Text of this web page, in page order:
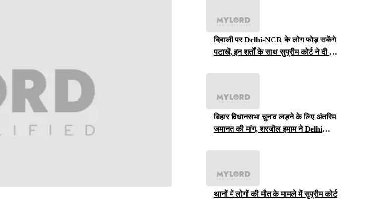
दिवाली पर Delhi-NCR के लोग फोड़ सकेंगे
पटाखें, इन शर्तों के साथ सुप्रीम कोर्ट ने दी ये
बिहार विधानसभा चुनाव लड़ने के लिए अंतरिम
जमानत की मांग, शरजील इमाम ने Delhi
थानों में लोगों की मौत के मामले में सुप्रीम कोर्ट